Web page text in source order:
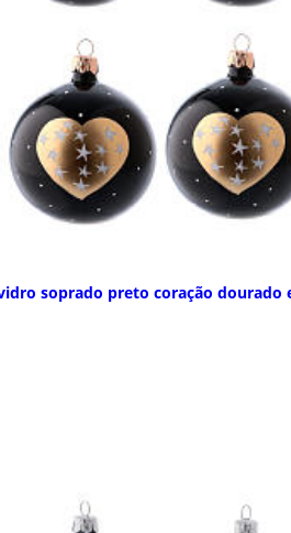
soprado preto coração dourado